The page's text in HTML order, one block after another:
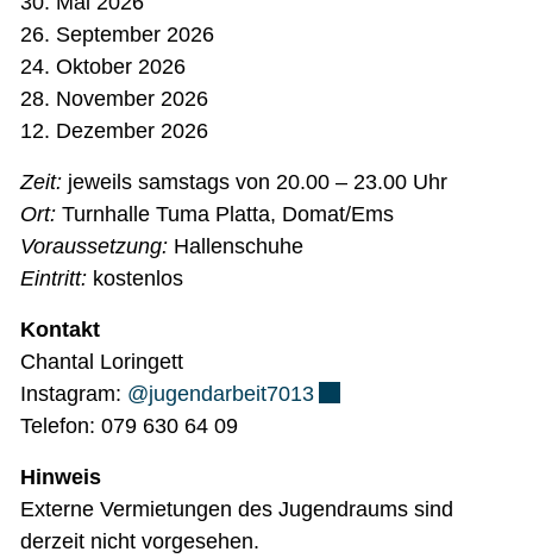
26. September 2026
24. Oktober 2026
28. November 2026
12. Dezember 2026
Zeit: jeweils samstags von 20.00 – 23.00 Uhr
Ort: Turnhalle Tuma Platta, Domat/Ems
Voraussetzung: Hallenschuhe
Eintritt: kostenlos
Kontakt
Chantal Loringett
Instagram: @jugendarbeit7013Externer Link wird in
Telefon: 079 630 64 09
Hinweis
Externe Vermietungen des Jugendraums sind
derzeit nicht vorgesehen.